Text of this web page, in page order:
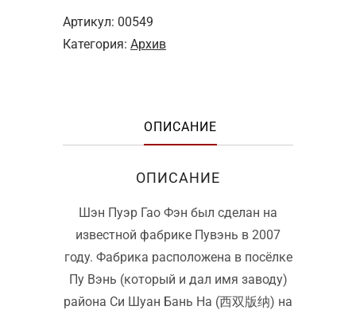
Артикул: 00549
Категория: Архив
ОПИСАНИЕ
ОПИСАНИЕ
Шэн Пуэр Гао Фэн был сделан на
известной фабрике Пувэнь в 2007
году. Фабрика расположена в посёлке
Пу Вэнь (который и дал имя заводу)
района Си Шуан Бань На (西双版纳) на